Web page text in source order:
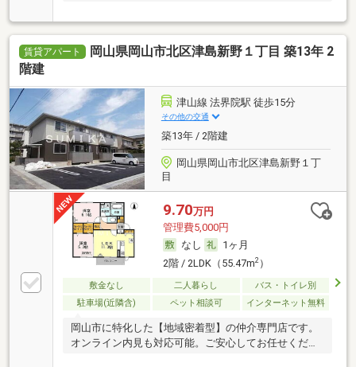
賃貸アパート
岡山県岡山市北区津島新野１丁目 築13年 2
階建
津山線 法界院駅 徒歩15分
その他の交通
築13年 / 2階建
岡山県岡山市北区津島新野１丁
目
9.70万円
管理費5,000円
なし
1ヶ月
2階 / 2LDK（55.47m2）
敷金なし 二人暮らし
バス・トイレ別
駐車場(近隣含)
ペット相談可 インターネット無料
岡山市に特化した【地域密着型】の仲介専門店です。
オンライン内見も対応可能。ご安心してお任せくださ